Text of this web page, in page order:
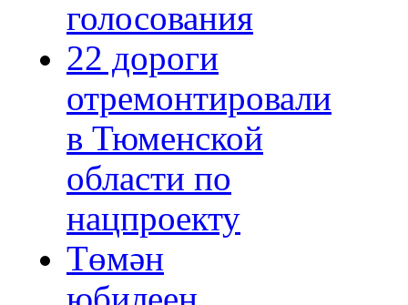
голосования
22 дороги
отремонтировали
в Тюменской
области по
нацпроекту
Төмән